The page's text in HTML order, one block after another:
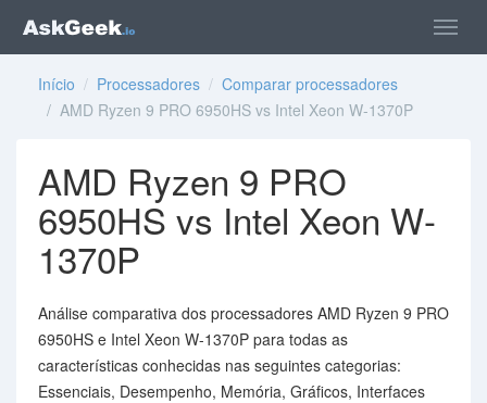
Início / Processadores / Comparar processadores
/ AMD Ryzen 9 PRO 6950HS vs Intel Xeon W-1370P
AMD Ryzen 9 PRO
6950HS vs Intel Xeon W-
1370P
Análise comparativa dos processadores AMD Ryzen 9 PRO
6950HS e Intel Xeon W-1370P para todas as
características conhecidas nas seguintes categorias:
Essenciais, Desempenho, Memória, Gráficos, Interfaces